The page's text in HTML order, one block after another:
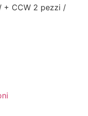
+ CCW 2 pezzi /